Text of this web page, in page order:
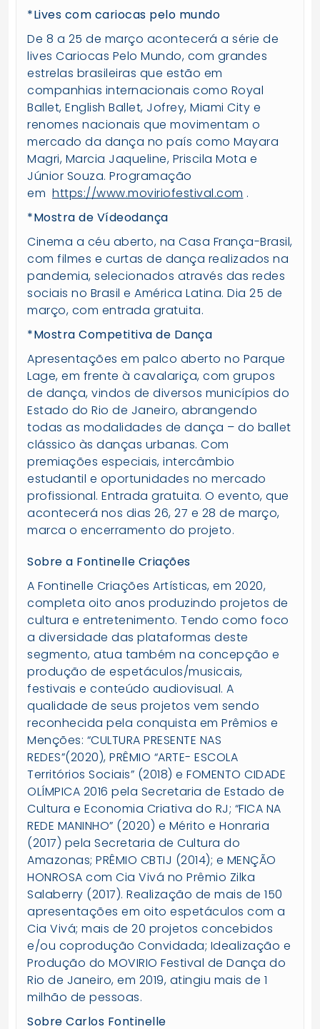
*Lives com cariocas pelo mundo
De 8 a 25 de março acontecerá a série de
lives Cariocas Pelo Mundo, com grandes
estrelas brasileiras que estão em
companhias internacionais como Royal
Ballet, English Ballet, Jofrey, Miami City e
renomes nacionais que movimentam o
mercado da dança no país como Mayara
Magri, Marcia Jaqueline, Priscila Mota e
Júnior Souza. Programação
em https://www.moviriofestival.com .
*Mostra de Vídeodança
Cinema a céu aberto, na Casa França-Brasil,
com filmes e curtas de dança realizados na
pandemia, selecionados através das redes
sociais no Brasil e América Latina. Dia 25 de
março, com entrada gratuita.
*Mostra Competitiva de Dança
Apresentações em palco aberto no Parque
Lage, em frente à cavalariça, com grupos
de dança, vindos de diversos municípios do
Estado do Rio de Janeiro, abrangendo
todas as modalidades de dança – do ballet
clássico às danças urbanas. Com
premiações especiais, intercâmbio
estudantil e oportunidades no mercado
profissional. Entrada gratuita. O evento, que
acontecerá nos dias 26, 27 e 28 de março,
marca o encerramento do projeto.
Sobre a Fontinelle Criações
A Fontinelle Criações Artísticas, em 2020,
completa oito anos produzindo projetos de
cultura e entretenimento. Tendo como foco
a diversidade das plataformas deste
segmento, atua também na concepção e
produção de espetáculos/musicais,
festivais e conteúdo audiovisual. A
qualidade de seus projetos vem sendo
reconhecida pela conquista em Prêmios e
Menções: “CULTURA PRESENTE NAS
REDES”(2020), PRÊMIO “ARTE- ESCOLA
Territórios Sociais” (2018) e FOMENTO CIDADE
OLÍMPICA 2016 pela Secretaria de Estado de
Cultura e Economia Criativa do RJ; “FICA NA
REDE MANINHO” (2020) e Mérito e Honraria
(2017) pela Secretaria de Cultura do
Amazonas; PRÊMIO CBTIJ (2014); e MENÇÃO
HONROSA com Cia Vivá no Prêmio Zilka
Salaberry (2017). Realização de mais de 150
apresentações em oito espetáculos com a
Cia Vivá; mais de 20 projetos concebidos
e/ou coprodução Convidada; Idealização e
Produção do MOVIRIO Festival de Dança do
Rio de Janeiro, em 2019, atingiu mais de 1
milhão de pessoas.
Sobre Carlos Fontinelle